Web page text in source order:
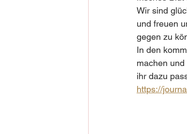
Wir sind
und freuen
gegen zu
In den
machen und
ihr dazu
https://